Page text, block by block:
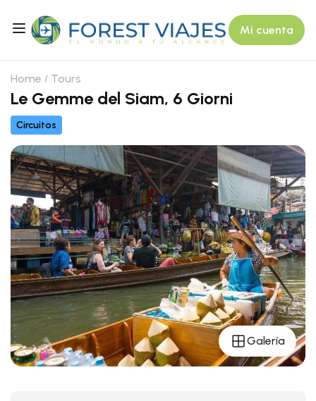
Mi cuenta
Home Tours
Le Gemme del Siam, 6 Giorni
Circuitos
Galería